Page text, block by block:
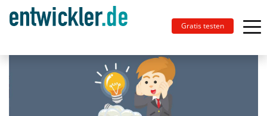
Gratis testen